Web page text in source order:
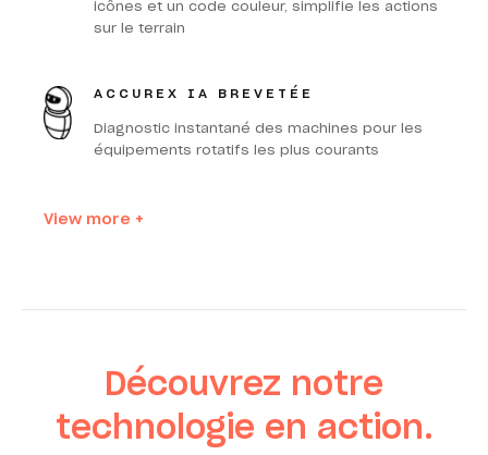
icônes et un code couleur, simplifie les actions
sur le terrain
ACCUREX IA BREVETÉE
Diagnostic instantané des machines pour les
équipements rotatifs les plus courants
View more +
Découvrez notre
technologie en action.